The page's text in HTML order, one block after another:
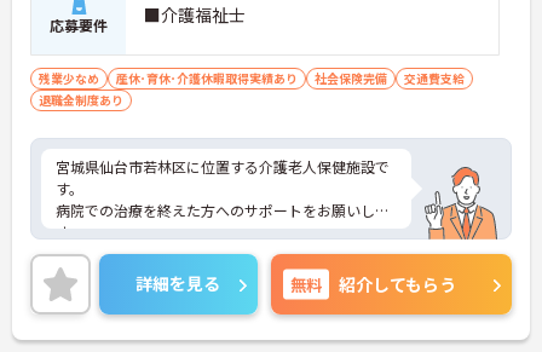
応募要件 ■介護福祉士
残業少なめ 産休･育休･介護休暇取得実績あり 社会保険完備
交通費支給
退職金制度あり
宮城県仙台市若林区に位置する介護老人保健施設で
す。
病院での治療を終えた方へのサポートをお願いしま
す。
1ユニット12名～13名で、お一人お一人に寄り添っ
たケアを実現しやすい環境です。
ご興味ある方には、面接対策ポイントなど、さらに
詳細をお話しいたしますのでお気軽にご相談くださ
い！
詳細を見る 無料 紹介してもらう